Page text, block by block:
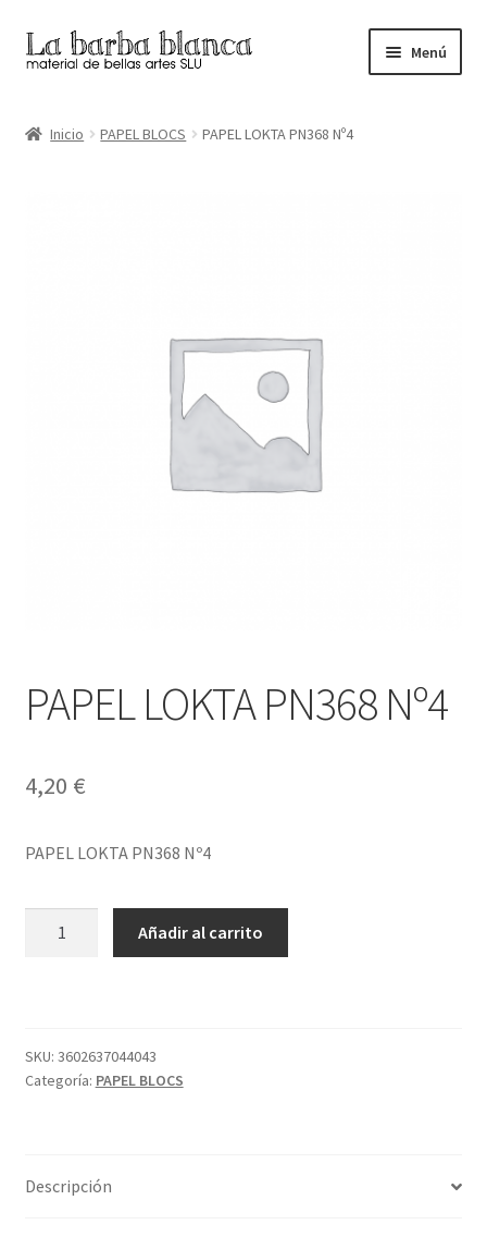
Ir
a
navegación
Ir
al
Menú
Inicio PAPEL BLOCS PAPEL LOKTA PN368 Nº4
PAPEL LOKTA PN368 Nº4
4,20 €
PAPEL LOKTA PN368 Nº4
Añadir al carrito
SKU: 3602637044043
Categoría: PAPEL BLOCS
Descripción